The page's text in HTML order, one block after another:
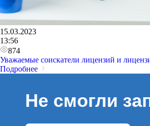
15.03.2023
13:56
874
Уважаемые соискатели лицензий и
Подробнее
Не смогли